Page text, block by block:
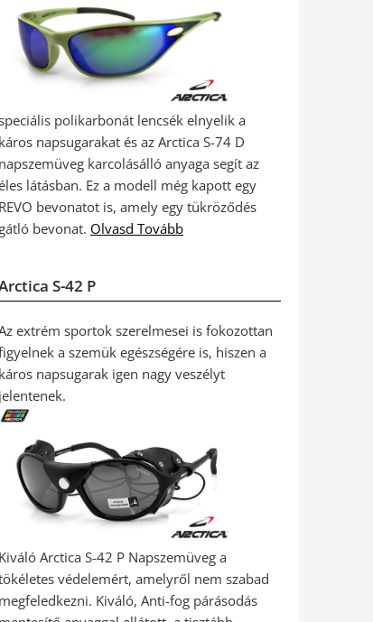
polikarbonát lencsék elnyelik a
káros napsugarakat és az Arctica S-74 D
napszemüveg karcolásálló anyaga segít az
látásban. Ez a modell még kapott egy
REVO bevonatot is, amely egy tükröződés
gátló bevonat. Olvasd Tovább
S-42 P
extrém sportok szerelmesei is fokozottan
a szemük egészségére is, hiszen a
káros napsugarak igen nagy veszélyt
jelentenek.
Kiváló Arctica S-42 P Napszemüveg a
védelemért, amelyről nem szabad
megfeledkezni. Kiváló, Anti-fog párásodás